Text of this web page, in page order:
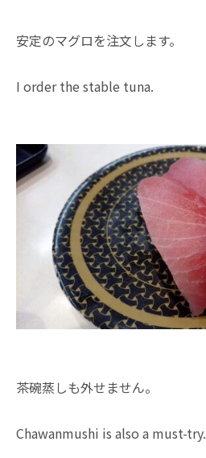
安定のマグロを注文します。
I order the stable tuna.
茶碗蒸しも外せません。
Chawanmushi is also a must-try.